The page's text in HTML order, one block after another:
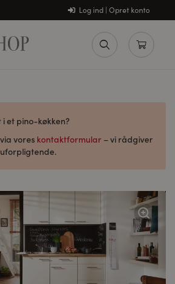
Log ind | Opret konto
et pino-køkken?
vores kontaktformular – vi rådgiver